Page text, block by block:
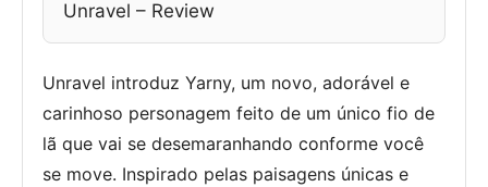
Unravel – Review
Unravel introduz Yarny, um novo, adorável e
carinhoso personagem feito de um único fio de
lã que vai se desemaranhando conforme você
se move. Inspirado pelas paisagens únicas e